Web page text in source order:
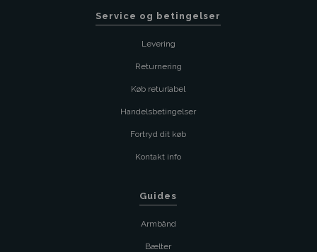
Service og betingelser
Levering
Returnering
Køb returlabel
Handelsbetingelser
Fortryd dit køb
Kontakt info
Guides
Armbånd
Bælter